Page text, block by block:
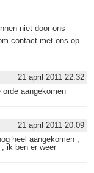
niet door ons
contact met ons op
21 april 2011 22:32
aangekomen
21 april 2011 20:09
heel aangekomen ,
ik ben er weer